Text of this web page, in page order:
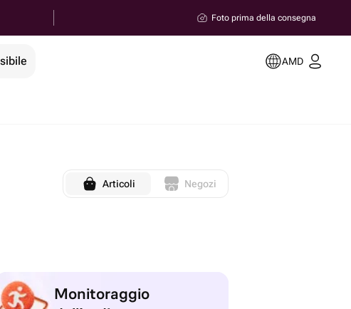
Foto prima della consegna
AMD
Articoli Negozi
Monitoraggio